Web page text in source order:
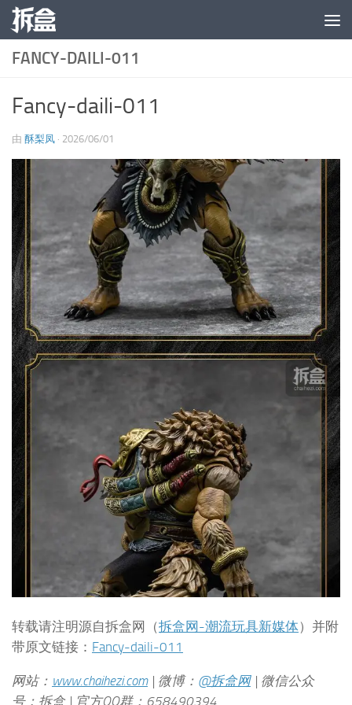
跳至内容
FANCY-DAILI-011
Fancy-daili-011
由 酥梨凤 · 2026/06/01
转载请注明源自拆盒网（拆盒网-潮流玩具新媒体）并附
带原文链接： Fancy-daili-011
网站： www.chaihezi.com| 微博： @拆盒网| 微信公众
号：拆盒 | 官方QQ群：658490394